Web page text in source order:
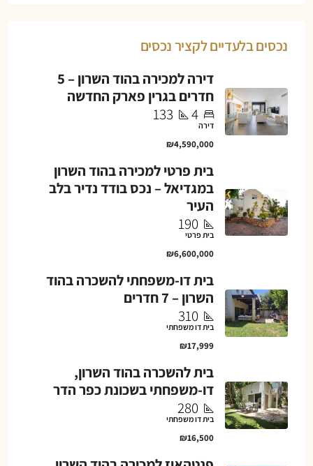
נכסים בלעדיים לקציר נכסים
דירה למכירה בהוד השרון – 5
חדרים בגרין פארק החדשה
4
133
דירה
₪4,590,000
בית פרטי למכירה בהוד השרון
במגדיאל – נכס בודד נדיר בלב
העיר
190
בית פרטי
₪6,600,000
בית דו-משפחתי להשכרה בהוד
השרון – 7 חדרים
310
בית דו משפחתי
₪17,999
בית להשכרה בהוד השרון,
דו-משפחתי בשכונת כפר הדר
280
בית דו משפחתי
₪16,500